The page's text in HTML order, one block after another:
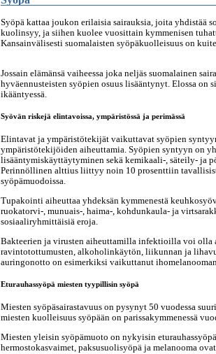
Syöpä kattaa joukon erilaisia sairauksia, joita yhdistää
kuolinsyy, ja siihen kuolee vuosittain kymmenisen
Kansainvälisesti suomalaisten syöpäkuolleisuus on
Jossain elämänsä vaiheessa joka neljäs suomalainen
hyväennusteisten syöpien osuus lisääntynyt. Elossa on
ikääntyessä.
Syövän riskejä elintavoissa, ympäristössä ja perimässä
Elintavat ja ympäristötekijät vaikuttavat syöpien
ympäristötekijöiden aiheuttamia. Syöpien syntyyn on
lisääntymiskäyttäytyminen sekä kemikaali-, säteily- ja
Perinnöllinen alttius liittyy noin 10 prosenttiin
syöpämuodoissa.
Tupakointi aiheuttaa yhdeksän kymmenestä
ruokatorvi-, munuais-, haima-, kohdunkaula- ja
sosiaaliryhmittäisiä eroja.
Bakteerien ja virusten aiheuttamilla infektioilla voi olla
ravintotottumusten, alkoholinkäytön, liikunnan ja
auringonotto on esimerkiksi vaikuttanut
Eturauhassyöpä miesten tyypillisin syöpä
Miesten syöpäsairastavuus on pysynyt 50 vuodessa
miesten kuolleisuus syöpään on parissakymmenessä
Miesten yleisin syöpämuoto on nykyisin
hermostokasvaimet, paksusuolisyöpä ja melanooma